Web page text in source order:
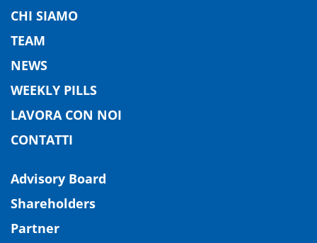
CHI SIAMO
TEAM
NEWS
WEEKLY PILLS
LAVORA CON NOI
CONTATTI
Advisory Board
Shareholders
Partner